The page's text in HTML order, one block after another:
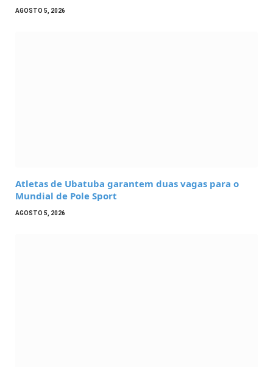
AGOSTO 5, 2026
Atletas de Ubatuba garantem duas vagas para o
Mundial de Pole Sport
AGOSTO 5, 2026